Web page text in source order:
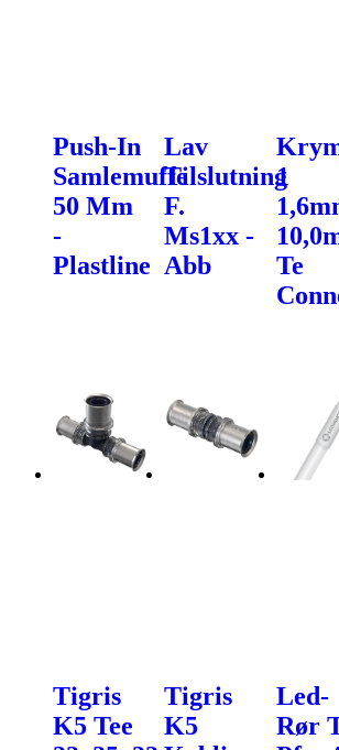
Push-In
Samlemuffe
50 Mm
-
Plastline
Lav
Tilslutning
F.
Ms1xx -
Abb
1
Te
Tigris
K5 Tee
Tigris
K5
Led-
Rør